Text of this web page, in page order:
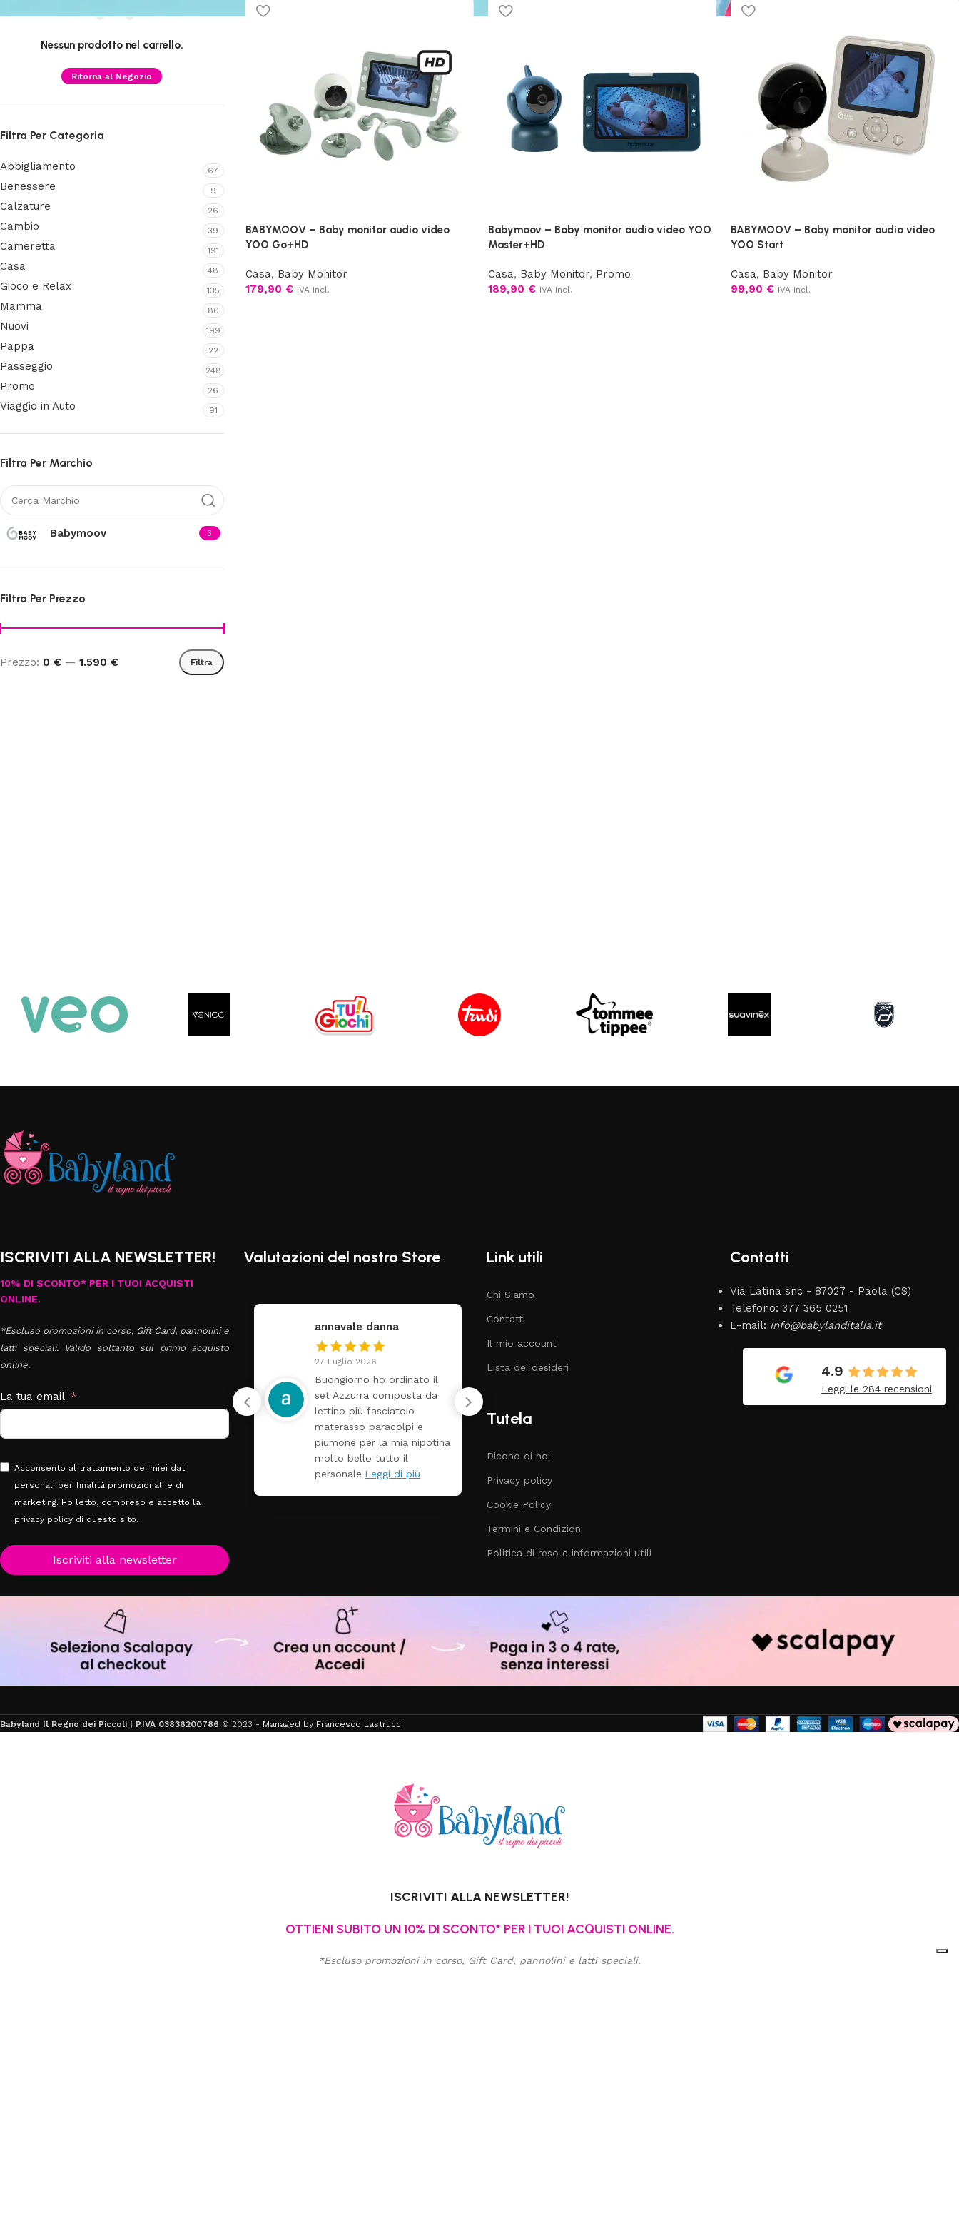
Nessun prodotto nel carrello.
Ritorna al Negozio
Filtra Per Categoria
Abbigliamento 67
Benessere 9
Calzature 26
Cambio 39
Cameretta 191
Casa 48
Gioco e Relax 135
Mamma 80
Nuovi 199
Pappa 22
Passeggio 248
Promo 26
Viaggio in Auto 91
Filtra Per Marchio
Babymoov 3
Filtra Per Prezzo
Filtra
Prezzo: 0 € — 1.590 €
BABYMOOV – Baby monitor audio video
YOO Go+HD
Casa, Baby Monitor
179,90 € IVA Incl.
Babymoov – Baby monitor audio video YOO
Master+HD
Casa, Baby Monitor, Promo
189,90 € IVA Incl.
BABYMOOV – Baby monitor audio video
YOO Start
Casa, Baby Monitor
99,90 € IVA Incl.
ISCRIVITI ALLA NEWSLETTER!
10% DI SCONTO* PER I TUOI ACQUISTI
ONLINE.
*Escluso promozioni in corso, Gift Card, pannolini e
latti speciali. Valido soltanto sul primo acquisto
online.
La tua email
Acconsento al trattamento dei miei dati
personali per finalità promozionali e di
marketing. Ho letto, compreso e accetto la
privacy policy di questo sito.
Iscriviti alla newsletter
Valutazioni del nostro Store
Antonella Russo annavale danna
27 Luglio 2026
Buongiorno ho ordinato il
set Azzurra composta da
lettino più fasciatoio
materasso paracolpi e
piumone per la mia nipotina
molto bello tutto il
personale Leggi di più
Claudia Marongiu
❤️
Link utili
Chi Siamo
Contatti
Il mio account
Lista dei desideri
Tutela
Dicono di noi
Privacy policy
Cookie Policy
Termini e Condizioni
Politica di reso e informazioni utili
Contatti
Via Latina snc - 87027 - Paola (CS)
Telefono: 377 365 0251
E-mail: info@babylanditalia.it
4.9
Leggi le 284 recensioni
Babyland Il Regno dei Piccoli | P.IVA 03836200786 © 2023 - Managed by Francesco Lastrucci
ISCRIVITI ALLA NEWSLETTER!
OTTIENI SUBITO UN 10% DI SCONTO* PER I TUOI ACQUISTI ONLINE.
*Escluso promozioni in corso, Gift Card, pannolini e latti speciali.